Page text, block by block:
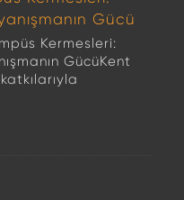
Gücü
Kermesleri:
GücüKent